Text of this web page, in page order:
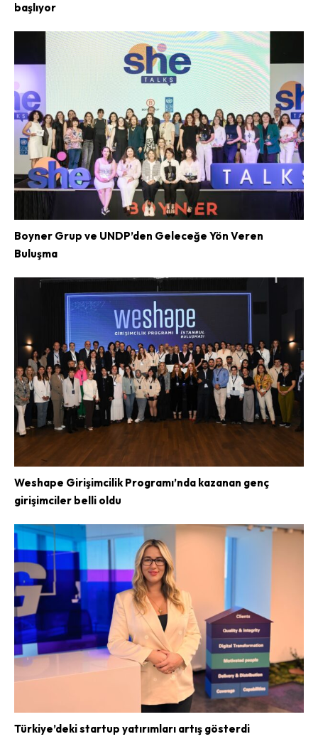
başlıyor
Boyner Grup ve UNDP’den Geleceğe Yön Veren
Buluşma
Weshape Girişimcilik Programı’nda kazanan genç
girişimciler belli oldu
Türkiye’deki startup yatırımları artış gösterdi